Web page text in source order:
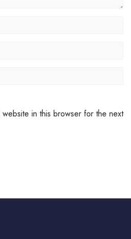
website in this browser for the next